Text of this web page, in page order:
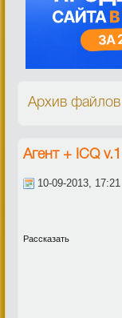
Архив
Агент + ICQ
10-09-2013,
Рассказать